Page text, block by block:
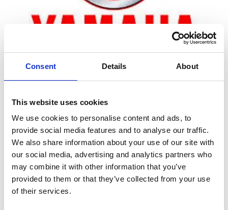
Consent Details About
This website uses cookies
We use cookies to personalise content and ads, to
provide social media features and to analyse our traffic.
We also share information about your use of our site with
our social media, advertising and analytics partners who
may combine it with other information that you’ve
provided to them or that they’ve collected from your use
of their services.
Zoom
Leveringstid er 5-6 dag(e)
Model/varenr.: 6AG426106200
3.967,00 DKK